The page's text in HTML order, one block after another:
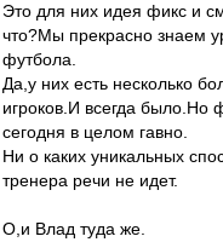
Это для них идея фикс и
что?Мы прекрасно знаем
футбола.
Да,у них есть несколько
игроков.И всегда было.Но
сегодня в целом гавно.
Ни о каких уникальных
тренера речи не идет.
О,и Влад туда же.